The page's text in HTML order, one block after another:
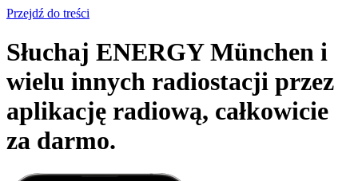
Przejdź do treści
Słuchaj ENERGY München i
wielu innych radiostacji przez
aplikację radiową, całkowicie
za darmo.